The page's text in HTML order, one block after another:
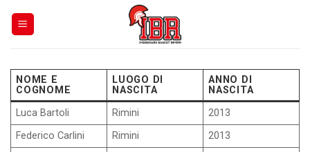
NOME E
COGNOME
LUOGO DI
NASCITA
ANNO DI
NASCITA
Luca Bartoli
Rimini
2013
Federico Carlini
Rimini
2013